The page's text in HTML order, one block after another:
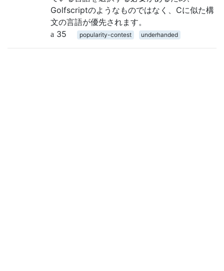
Golfscriptのようなものではなく、Cに似た構
文の言語が優先されます。
35
popularity-contest underhanded